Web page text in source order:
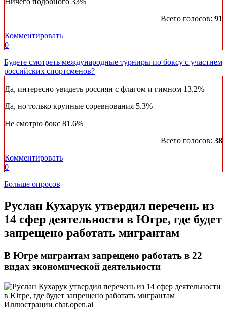
Всего голосов: 91
Комментировать
0
Будете смотреть международные турниры по боксу с участием
российских спортсменов?
Да, интересно увидеть россиян с флагом и гимном 13.2%
Да, но только крупные соревнования 5.3%
Не смотрю бокс 81.6%
Всего голосов: 38
Комментировать
0
Больше опросов
​Руслан Кухарук утвердил перечень из
14 сфер деятельности в Югре, где будет
запрещено работать мигрантам
В Югре мигрантам запрещено работать в 22
видах экономической деятельности
Иллюстрации chat.open.ai